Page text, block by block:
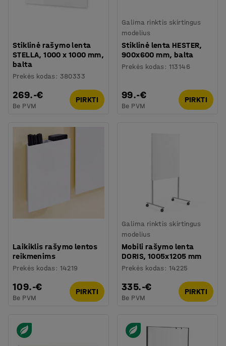
Stiklinė rašymo lenta
STELLA, 1000 x 1000 mm,
balta
Prekės kodas : 380333
269.-€
Be PVM
PIRKTI
Galima rinktis skirtingus
modelius
Stiklinė lenta HESTER,
900x600 mm, balta
Prekės kodas : 113146
99.-€
Be PVM
PIRKTI
Laikiklis rašymo lentos
reikmenims
Prekės kodas : 14219
109.-€
Be PVM
PIRKTI
Galima rinktis skirtingus
modelius
Mobili rašymo lenta
DORIS, 1005x1205 mm
Prekės kodas : 14225
335.-€
Be PVM
PIRKTI